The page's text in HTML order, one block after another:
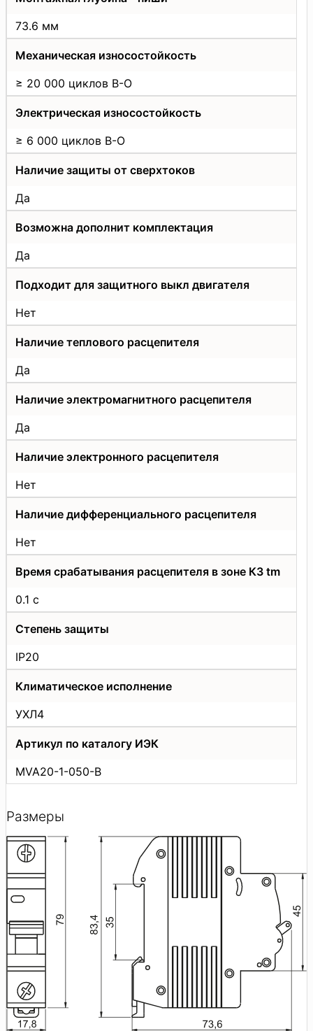
73.6 мм
Механическая износостойкость
≥ 20 000 циклов В-О
Электрическая износостойкость
≥ 6 000 циклов В-О
Наличие защиты от сверхтоков
Да
Возможна дополнит комплектация
Да
Подходит для защитного выкл двигателя
Нет
Наличие теплового расцепителя
Да
Наличие электромагнитного расцепителя
Да
Наличие электронного расцепителя
Нет
Наличие дифференциального расцепителя
Нет
Время срабатывания расцепителя в зоне КЗ tm
0.1 с
Степень защиты
IP20
Климатическое исполнение
УХЛ4
Артикул по каталогу ИЭК
MVA20-1-050-B
Размеры